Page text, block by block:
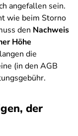
angefallen sein.
wie beim Storno
den Nachweis
Höhe
die
(in den AGB
der